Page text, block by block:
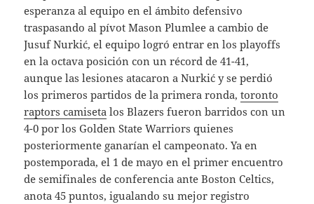
esperanza al equipo en el ámbito defensivo
traspasando al pívot Mason Plumlee a cambio de
Jusuf Nurkić, el equipo logró entrar en los playoffs
en la octava posición con un récord de 41-41,
aunque las lesiones atacaron a Nurkić y se perdió
los primeros partidos de la primera ronda,toronto
raptors camiseta los Blazers fueron barridos con un
4-0 por los Golden State Warriors quienes
posteriormente ganarían el campeonato. Ya en
postemporada, el 1 de mayo en el primer encuentro
de semifinales de conferencia ante Boston Celtics,
anota 45 puntos, igualando su mejor registro